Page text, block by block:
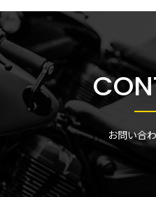
お問い合